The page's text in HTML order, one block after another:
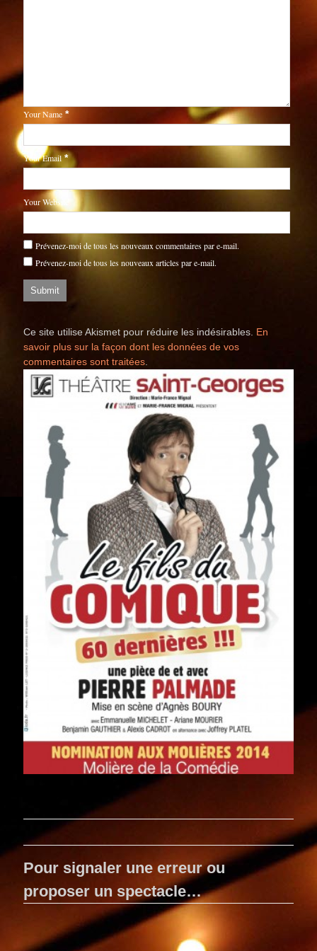
Your Name *
Your Email *
Your Website
Prévenez-moi de tous les nouveaux commentaires par e-mail.
Prévenez-moi de tous les nouveaux articles par e-mail.
Ce site utilise Akismet pour réduire les indésirables. En
savoir plus sur la façon dont les données de vos
commentaires sont traitées
Pour signaler une erreur ou
proposer un spectacle…